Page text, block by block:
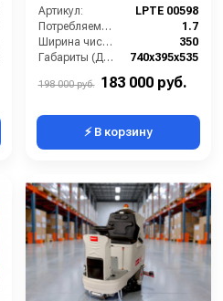
Артикул:
LPTE 00598
Потребляемая мощность (кВт):
1.7
Ширина чистки щёток (мм):
350
Габариты (ДхШхВ):
740х395х535
198 000 руб. 183 000 руб.
⚡ В корзину